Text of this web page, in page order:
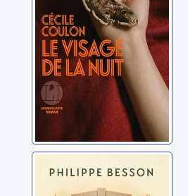
Une pension en
Italie